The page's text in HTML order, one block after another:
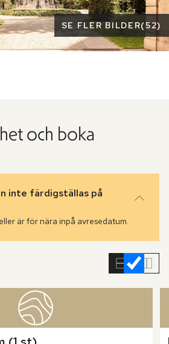
SE FLER BILDER(52)
och boka
inte färdigställas på
är för nära inpå avresedatum.